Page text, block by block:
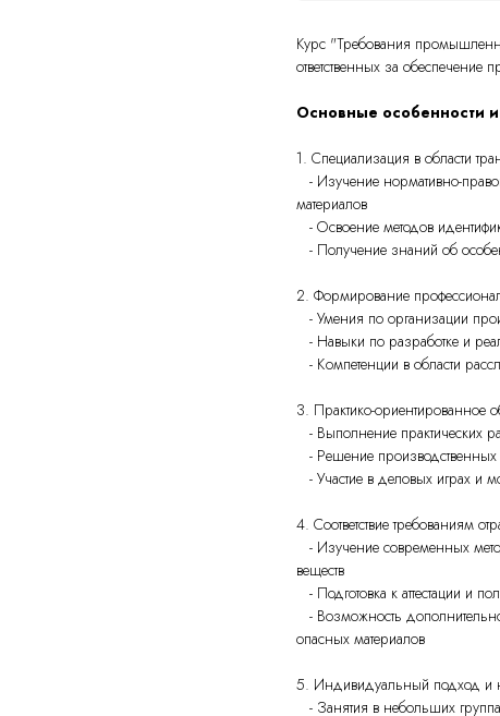
Курс "Требования
ответственных за
Основные особенности
1. Специализация в области
- Изучение нормативно-
материалов
- Освоение методов
- Получение знаний об
2. Формирование
- Умения по организации
- Навыки по разработке и
- Компетенции в области
3. Практико-ориентированное
- Выполнение практических
- Решение
- Участие в деловых играх и
4. Соответствие требованиям
- Изучение современных
веществ
- Подготовка к аттестации и
- Возможность
опасных материалов
5. Индивидуальный подход и
- Занятия в небольших